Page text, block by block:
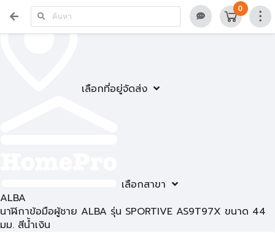
เลือกที่อยู่จัดส่ง
เลือกสาขา
0
ALBA
นาฬิกาข้อมือผู้ชาย ALBA รุ่น SPORTIVE AS9T97X ขนาด 44
มม. สีน้ำเงิน